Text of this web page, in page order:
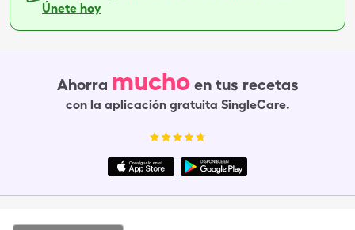
Únete hoy
Ahorra mucho en tus recetas
con la aplicación gratuita SingleCare.